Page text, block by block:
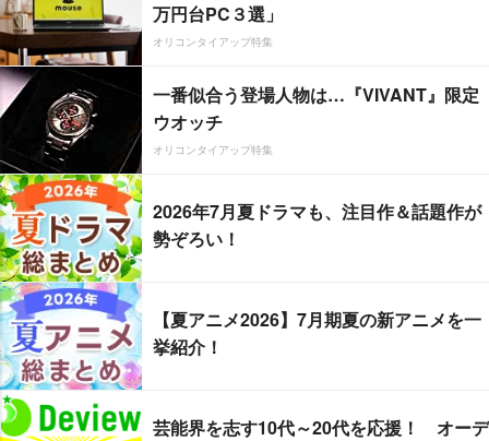
万円台PC３選」
オリコンタイアップ特集
一番似合う登場人物は…『VIVANT』限定
ウオッチ
オリコンタイアップ特集
2026年7月夏ドラマも、注目作＆話題作が
勢ぞろい！
【夏アニメ2026】7月期夏の新アニメを一
挙紹介！
芸能界を志す10代～20代を応援！ オーデ